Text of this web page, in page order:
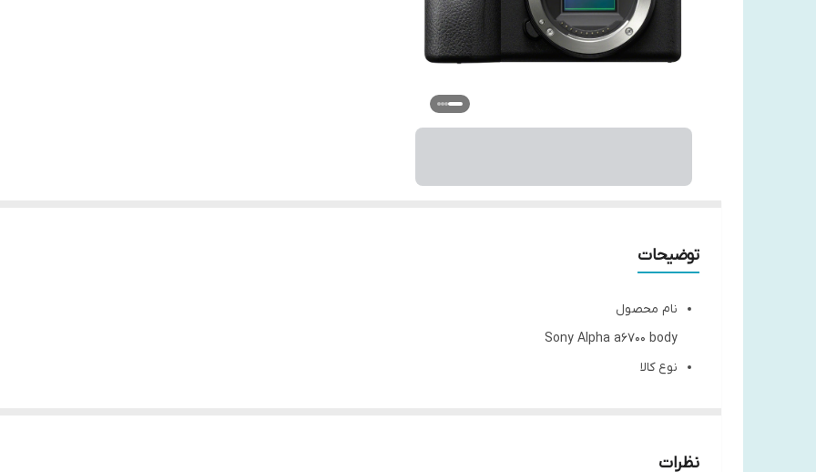
توضیحات
نام محصول
Sony Alpha a6700 body
نوع کالا
Sony
نظرات